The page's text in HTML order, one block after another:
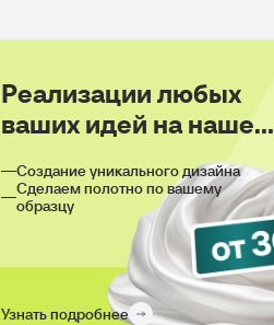
Реализации любых
ваших идей на нашем
Создание уникального дизайна
Сделаем полотно по вашему
образцу
Узнать подробнее